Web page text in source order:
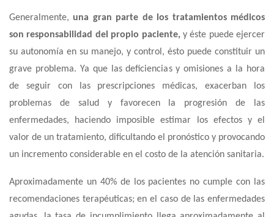
Generalmente, una gran parte de los tratamientos médicos
son responsabilidad del propio paciente,y éste puede ejercer
su autonomía en su manejo, y control, ésto puede constituir un
grave problema. Ya que las deficiencias y omisiones a la hora
de seguir con las prescripciones médicas, exacerban los
problemas de salud y favorecen la progresión de las
enfermedades, haciendo imposible estimar los efectos y el
valor de un tratamiento, dificultando el pronóstico y provocando
un incremento considerable en el costo de la atención sanitaria.
Aproximadamente un 40% de los pacientes no cumple con las
recomendaciones terapéuticas; en el caso de las enfermedades